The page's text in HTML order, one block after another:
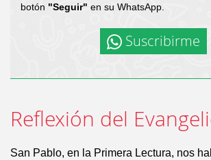
botón "Seguir" en su WhatsApp.
Suscribirme
Reflexión del
San Pablo, en la Primera Lectura, nos